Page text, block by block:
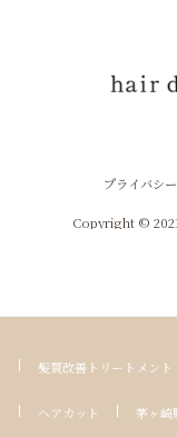
プライバシ
Copyright ©
髪質改善トリートメント
ヘアカット 茅ヶ崎